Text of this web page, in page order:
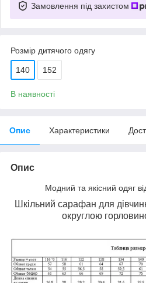
Замовлення під захистом
Розмір дитячого одягу
140 152
В наявності
Опис Характеристики
Опис
Модний та якісний
Шкільний сарафан для
округлою